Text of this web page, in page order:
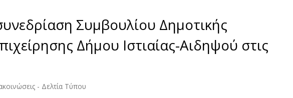
Συμβουλίου Δημοτικής
Δήμου Ιστιαίας-Αιδηψού στις
- Δελτία Τύπου